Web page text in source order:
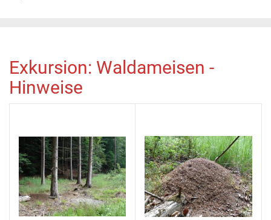
Exkursion: Waldameisen -
Hinweise